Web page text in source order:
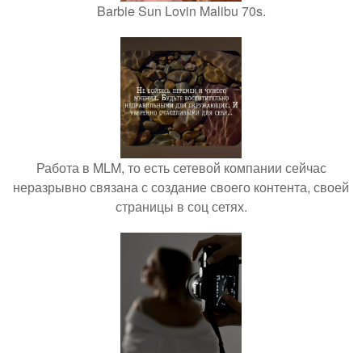
Barbie Sun Lovin Malibu 70s.
Работа в MLM, то есть сетевой компании сейчас
неразрывно связана с создание своего контента, своей
страницы в соц сетях.